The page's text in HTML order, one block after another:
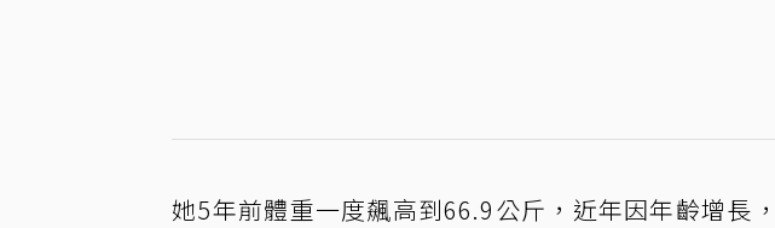
她5年前體重一度飆高到66.9公斤，近年因年齡增長